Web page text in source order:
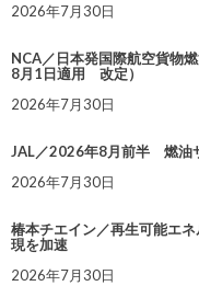
2026年7月30日
NCA／日本発国際航空貨物
8月1日適用 改定）
2026年7月30日
JAL／2026年8月前半 燃油
2026年7月30日
椿本チエイン／再生可能エ
現を加速
2026年7月30日